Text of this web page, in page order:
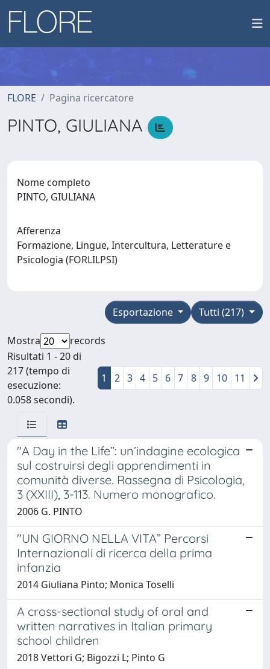
FLORE Pagina ricercatore
PINTO, GIULIANA
Nome completo
PINTO, GIULIANA
Afferenza
Formazione, Lingue, Intercultura, Letterature e
Psicologia (FORLILPSI)
Tutti (217)
Esportazione
Mostra
records
Risultati 1 - 20 di
217 (tempo di
esecuzione:
0.058 secondi).
1 2 3 4 5 6 7 8 9 10 11
"A Day in the Life”: un’indagine ecologica
sul costruirsi degli apprendimenti in
comunità diverse. Rassegna di Psicologia,
3 (XXIII), 3-113. Numero monografico.
2006 G. PINTO
"UN GIORNO NELLA VITA” Percorsi
Internazionali di ricerca della prima
infanzia
2014 Giuliana Pinto; Monica Toselli
A cross-sectional study of oral and
written narratives in Italian primary
school children
2018 Vettori G; Bigozzi L; Pinto G